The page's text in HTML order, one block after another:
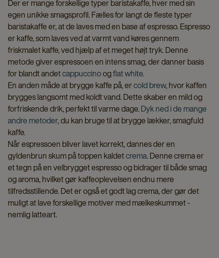
Der er mange forskellige typer baristakaffe, hver med sin
egen unikke smagsprofil. Fælles for langt de fleste typer
baristakaffe er, at de laves med en base af espresso. Espresso
er kaffe, som laves ved at varmt vand køres gennem
friskmalet kaffe, ved hjælp af et meget højt tryk. Denne
metode giver espressoen en intens smag, der danner basis
for blandt andetcappuccinoogflat white.
En anden måde at brygge kaffe på, ercold brew, hvor kaffen
brygges langsomt med koldt vand. Dette skaber en mild og
forfriskende drik, perfekt til varme dage.Dyk ned i de mange
andre metoder, du kan bruge til at brygge lækker, smagfuld
kaffe.
Når espressoen bliver lavet korrekt, dannes der en
gyldenbrun skum på toppen kaldetcrema. Denne crema er
et tegn på en velbrygget espresso og bidrager til både smag
og aroma, hvilket gør kaffeoplevelsen endnu mere
tilfredsstillende. Det er også et godt lag crema, der gør det
muligt at lave forskellige motiver med mælkeskummet -
nemlig latteart.